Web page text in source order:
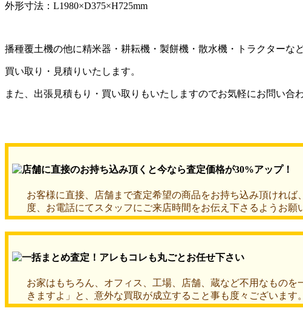
外形寸法：L1980×D375×H725mm
播種覆土機の他に精米器・耕耘機・製餅機・散水機・トラクターな
買い取り・見積りいたします。
また、出張見積もり・買い取りもいたしますのでお気軽にお問い合
お客様に直接、店舗まで査定希望の商品をお持ち込み頂けれ
度、お電話にてスタッフにご来店時間をお伝え下さるようお願
お家はもちろん、オフィス、工場、店舗、蔵など不用なもの
きますよ」と、意外な買取が成立すること事も度々ございます